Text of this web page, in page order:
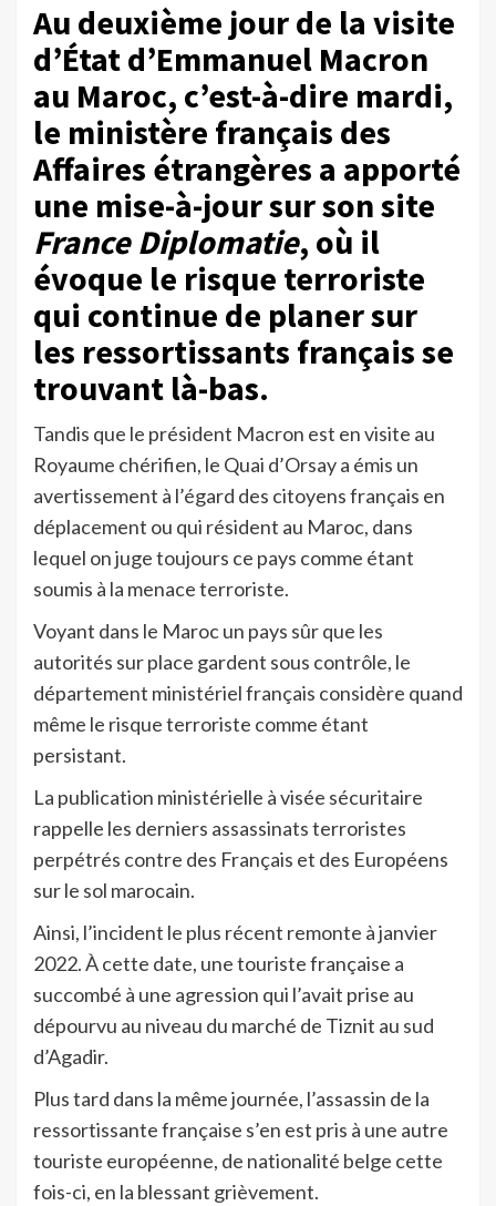
Au deuxième jour de la visite
d’État d’Emmanuel Macron
au Maroc, c’est-à-dire mardi,
le ministère français des
Affaires étrangères a apporté
une mise-à-jour sur son site
France Diplomatie, où il
évoque le risque terroriste
qui continue de planer sur
les ressortissants français se
trouvant là-bas.
Tandis que le président Macron est en visite au
Royaume chérifien, le Quai d’Orsay a émis un
avertissement à l’égard des citoyens français en
déplacement ou qui résident au Maroc, dans
lequel on juge toujours ce pays comme étant
soumis à la menace terroriste.
Voyant dans le Maroc un pays sûr que les
autorités sur place gardent sous contrôle, le
département ministériel français considère quand
même le risque terroriste comme étant
persistant.
La publication ministérielle à visée sécuritaire
rappelle les derniers assassinats terroristes
perpétrés contre des Français et des Européens
sur le sol marocain.
Ainsi, l’incident le plus récent remonte à janvier
2022. À cette date, une touriste française a
succombé à une agression qui l’avait prise au
dépourvu au niveau du marché de Tiznit au sud
d’Agadir.
Plus tard dans la même journée, l’assassin de la
ressortissante française s’en est pris à une autre
touriste européenne, de nationalité belge cette
fois-ci, en la blessant grièvement.